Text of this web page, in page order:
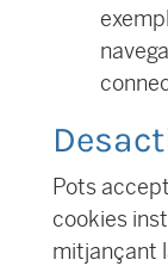
Pots
cookies
mitjançant